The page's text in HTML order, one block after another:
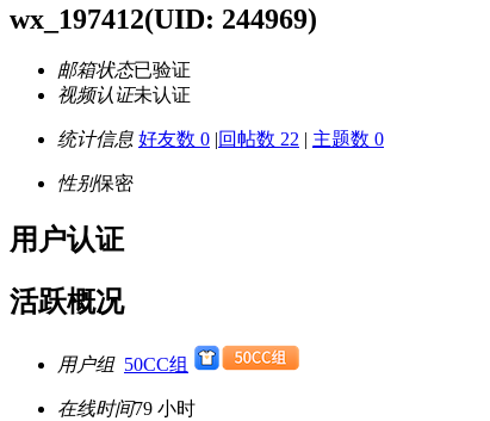
wx_197412(UID: 244969)
邮箱状态已验证
视频认证未认证
统计信息 好友数 0 |回帖数 22 | 主题数 0
性别保密
用户认证
活跃概况
用户组 50CC组
在线时间79 小时